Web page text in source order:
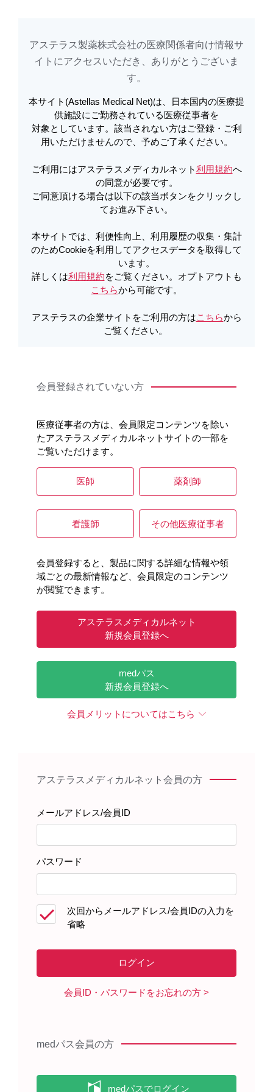
アステラスメディカルネットでは、利便性向上、利用履歴の収集・集計のた
Cookieを利用してアクセスデータを取得しています。詳しくは 利用規約
メールで共有
役立つテンプレート・素材集
インフォームド・コンセントに使えるテンプ
レート集
素材集：患者さん説明用臓器（名称なし） －神経系／
全身（神経）
［GNN201］
脳（横断面）
脳（水平断面）
［GNN203］
脳血管（側面）
［GNN204］
眼周辺器官
耳（外耳～内耳）
アステラス製薬株式会社の医療関係者向け情報サ
イトに​アクセスいただき、ありがとうございま
す。​
本サイト(Astellas Medical Net)は、日本国内の医療提
供施設にご勤務されている医療従事者を
対象としています。該当されない方はご登録・ご利
用いただけませんので、予めご了承ください。
ご利用にはアステラスメディカルネット利用規約へ
の同意が必要です。
ご同意頂ける場合は以下の該当ボタンをクリックし
てお進み下さい。
本サイトでは、利便性向上、利用履歴の収集・集計
のためCookieを利用してアクセスデータを取得して
います。
詳しくは利用規約をご覧ください。オプトアウトも
こちらから可能です。
アステラスの企業サイトをご利用の方はこちらから
ご覧ください。
会員登録されていない方
医療従事者の方は、会員限定コンテンツを除い
たアステラスメディカルネットサイトの一部を
ご覧いただけます。
医師 薬剤師
看護師 その他医療従事者
会員登録すると、製品に関する詳細な情報や領
域ごとの最新情報など、会員限定のコンテンツ
が閲覧できます。
アステラスメディカルネット
新規会員登録へ
medパス
新規会員登録へ
会員メリットについてはこちら
アステラスメディカルネット会員の方
メールアドレス/会員ID
パスワード
次回からメールアドレス/会員IDの入力を
省略
会員ID・パスワードをお忘れの方
medパス会員の方